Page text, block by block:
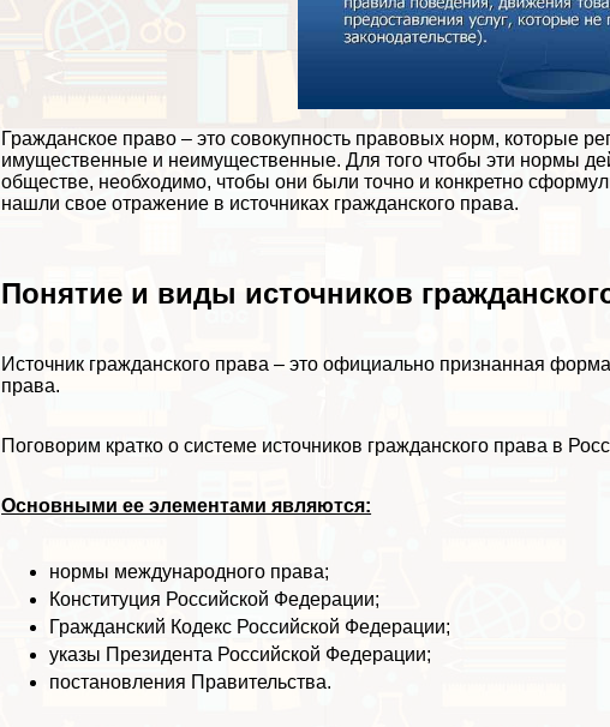
Гражданское право – это совокупность правовых норм, которые
имущественные и неимущественные. Для того чтобы эти нормы
обществе, необходимо, чтобы они были точно и конкретно
нашли свое отражение в источниках гражданского права.
Понятие и виды источников
Источник гражданского права – это официально признанная
права.
Поговорим кратко о системе источников гражданского права в
Основными ее элементами являются:
нормы международного права;
Конституция Российской Федерации;
Гражданский Кодекс Российской Федерации;
указы Президента Российской Федерации;
постановления Правительства.